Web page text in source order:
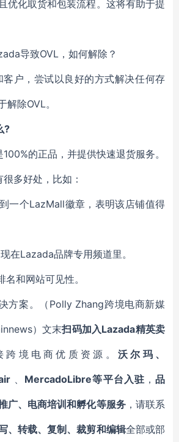
优化取货和包装流程。这将有助于提
导致OVL，如何解除？
客户，尝试以良好的方式解决任何存
解除OVL。
?
100%的正品 ， 并提供快速退货服务。
多好处， 比如：
一个LazMall徽章，表明该店铺值得
在Lazada品牌专用频道里 。
名和网站可见性。
方案 。 （ Polly Zhang跨境电商新媒
）文末扫码加入Lazada精英卖
跨境电商优质资源。沃尔玛、
MercadoLibre等平台入驻 ，品
广、电商培训和孵化等服务，请联系
、转载、复制、裁剪和编辑全部或部